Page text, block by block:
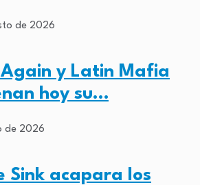
de 2026
Again y Latin Mafia
hoy su…
de 2026
Sink acapara los